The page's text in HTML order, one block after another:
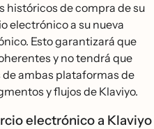
históricos de compra de su
electrónico a su nueva
Esto garantizará que
y no tendrá que
ambas plataformas de
y flujos de Klaviyo.
electrónico a Klaviyo